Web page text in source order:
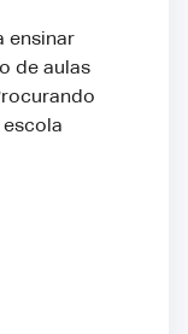
ensinar
de aulas